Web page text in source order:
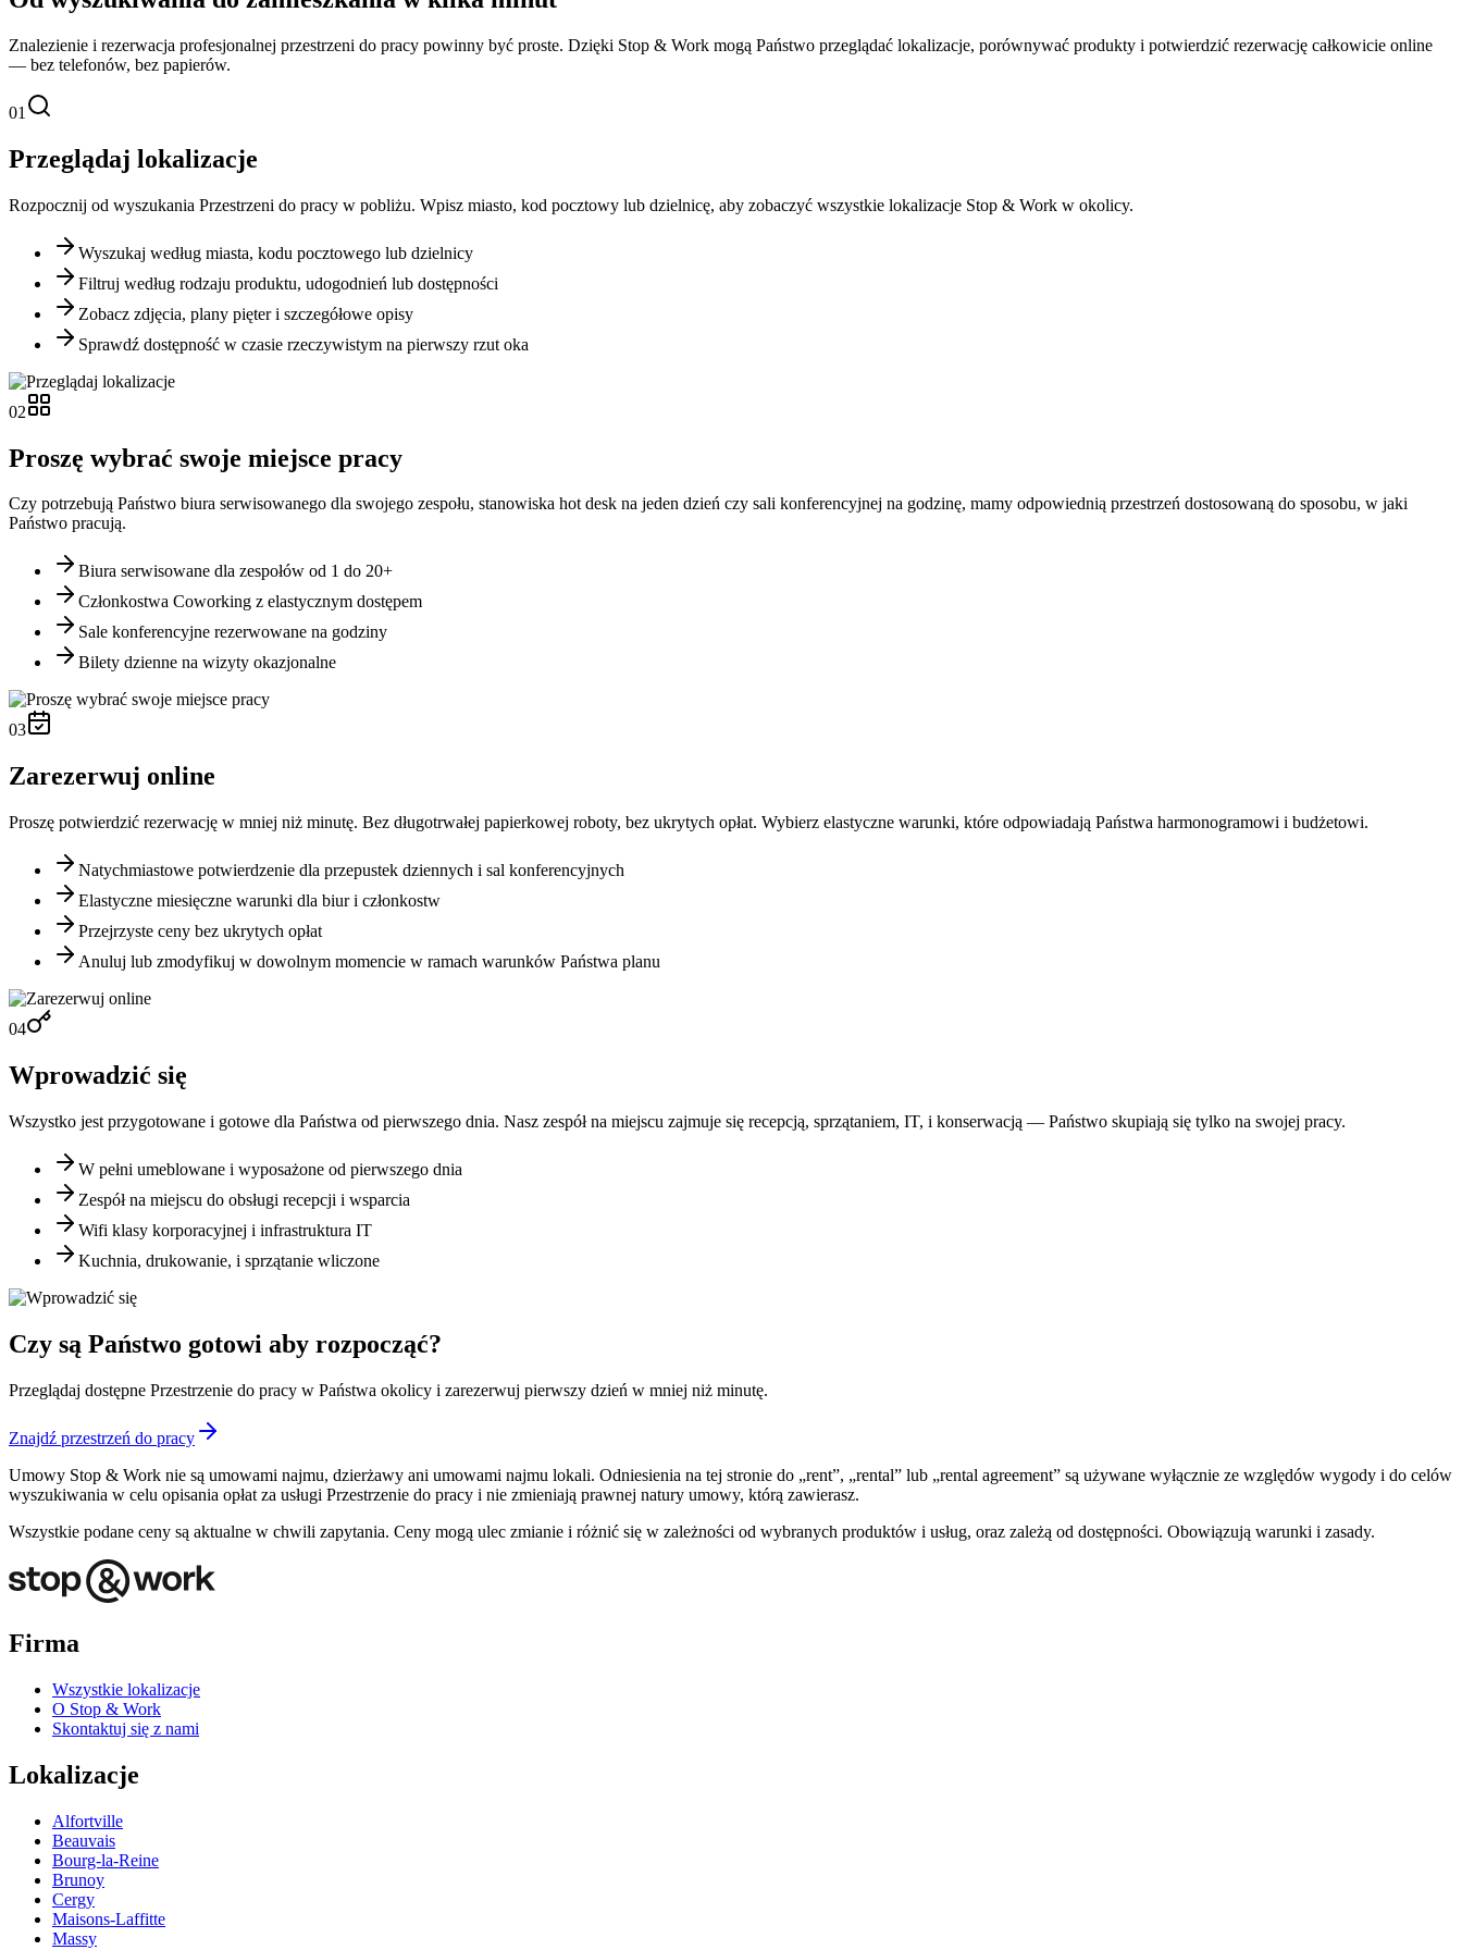
Znalezienie i rezerwacja profesjonalnej przestrzeni do pracy powinny być proste. Dzięki Stop & Work mogą Państwo przeglądać lokalizacje, porównywać produkty i potwierdzić rezerwację całkowicie online
— bez telefonów, bez papierów.
01
Przeglądaj lokalizacje
Rozpocznij od wyszukania Przestrzeni do pracy w pobliżu. Wpisz miasto, kod pocztowy lub dzielnicę, aby zobaczyć wszystkie lokalizacje Stop & Work w okolicy.
Wyszukaj według miasta, kodu pocztowego lub dzielnicy
Filtruj według rodzaju produktu, udogodnień lub dostępności
Zobacz zdjęcia, plany pięter i szczegółowe opisy
Sprawdź dostępność w czasie rzeczywistym na pierwszy rzut oka
02
Proszę wybrać swoje miejsce pracy
Czy potrzebują Państwo biura serwisowanego dla swojego zespołu, stanowiska hot desk na jeden dzień czy sali konferencyjnej na godzinę, mamy odpowiednią przestrzeń dostosowaną do sposobu, w jaki
Państwo pracują.
Biura serwisowane dla zespołów od 1 do 20+
Członkostwa Coworking z elastycznym dostępem
Sale konferencyjne rezerwowane na godziny
Bilety dzienne na wizyty okazjonalne
03
Zarezerwuj online
Proszę potwierdzić rezerwację w mniej niż minutę. Bez długotrwałej papierkowej roboty, bez ukrytych opłat. Wybierz elastyczne warunki, które odpowiadają Państwa harmonogramowi i budżetowi.
Natychmiastowe potwierdzenie dla przepustek dziennych i sal konferencyjnych
Elastyczne miesięczne warunki dla biur i członkostw
Przejrzyste ceny bez ukrytych opłat
Anuluj lub zmodyfikuj w dowolnym momencie w ramach warunków Państwa planu
04
Wprowadzić się
Wszystko jest przygotowane i gotowe dla Państwa od pierwszego dnia. Nasz zespół na miejscu zajmuje się recepcją, sprzątaniem, IT, i konserwacją — Państwo skupiają się tylko na swojej pracy.
W pełni umeblowane i wyposażone od pierwszego dnia
Zespół na miejscu do obsługi recepcji i wsparcia
Wifi klasy korporacyjnej i infrastruktura IT
Kuchnia, drukowanie, i sprzątanie wliczone
Czy są Państwo gotowi aby rozpocząć?
Przeglądaj dostępne Przestrzenie do pracy w Państwa okolicy i zarezerwuj pierwszy dzień w mniej niż minutę.
Znajdź przestrzeń do pracy
Umowy Stop & Work nie są umowami najmu, dzierżawy ani umowami najmu lokali. Odniesienia na tej stronie do „rent”, „rental” lub „rental agreement” są używane wyłącznie ze względów wygody i do celów
wyszukiwania w celu opisania opłat za usługi Przestrzenie do pracy i nie zmieniają prawnej natury umowy, którą zawierasz.
Wszystkie podane ceny są aktualne w chwili zapytania. Ceny mogą ulec zmianie i różnić się w zależności od wybranych produktów i usług, oraz zależą od dostępności. Obowiązują warunki i zasady.
Firma
Wszystkie lokalizacje
O Stop & Work
Skontaktuj się z nami
Lokalizacje
Alfortville
Beauvais
Bourg-la-Reine
Brunoy
Cergy
Maisons-Laffitte
Massy